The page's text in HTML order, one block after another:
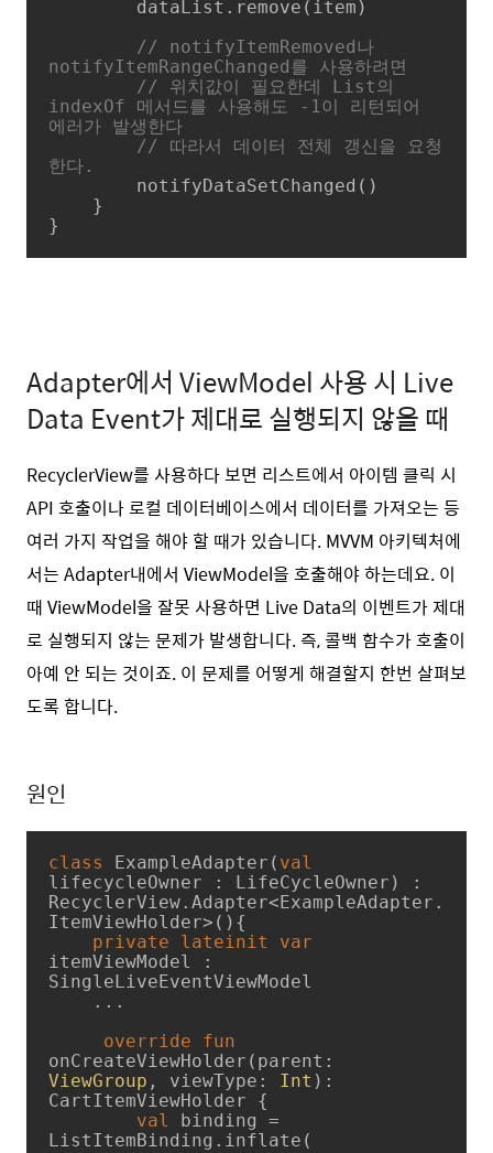
// notifyItemRemoved나
notifyItemRangeChanged를 사용하려면
// 위치값이 필요한데 List의
indexOf 메서드를 사용해도 -1이 리턴되어
에러가 발생한다
// 따라서 데이터 전체 갱신을 요청
한다.
}
Adapter에서 ViewModel 사용 시 Live
Data Event가 제대로 실행되지 않을 때
RecyclerView를 사용하다 보면 리스트에서 아이템 클릭 시
API 호출이나 로컬 데이터베이스에서 데이터를 가져오는 등
여러 가지 작업을 해야 할 때가 있습니다. MVVM 아키텍처에
서는 Adapter내에서 ViewModel을 호출해야 하는데요. 이
때 ViewModel을 잘못 사용하면 Live Data의 이벤트가 제대
로 실행되지 않는 문제가 발생합니다. 즉, 콜백 함수가 호출이
아예 안 되는 것이죠. 이 문제를 어떻게 해결할지 한번 살펴보
도록 합니다.
원인
class ExampleAdapter ( val
lifecycleOwner : LifeCycleOwner) :
RecyclerView.Adapter<ExampleAdapter.
ItemViewHolder>(){
private
lateinit
var
itemViewModel :
SingleLiveEventViewModel
override
fun
onCreateViewHolder
ViewGroup , viewType: Int ) :
CartItemViewHolder {
val
binding =
ListItemBinding.inflate(